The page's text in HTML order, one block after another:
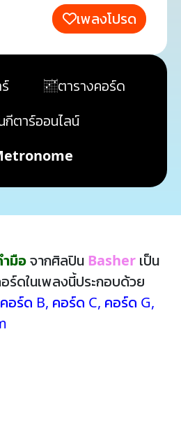
เพลงโปรด
ตารางคอร์ด
กีตาร์ออนไลน์
มือจากศิลปิน Basher เป็น
ร์ดในเพลงนี้ประกอบด้วย
คอร์ด B, คอร์ด C, คอร์ด G,